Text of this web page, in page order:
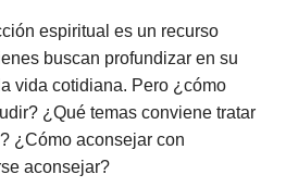
espiritual es un recurso
buscan profundizar en su
vida cotidiana. Pero ¿cómo
¿Qué temas conviene tratar
¿Cómo aconsejar con
aconsejar?